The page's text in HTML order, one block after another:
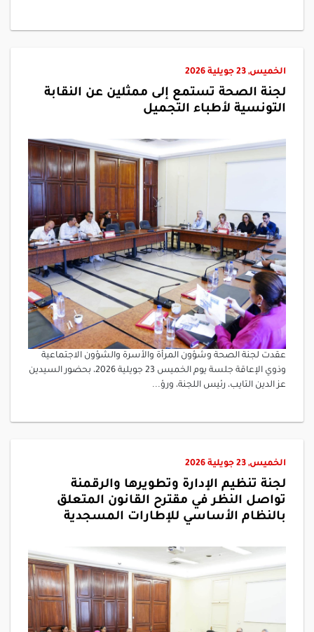
الخميس, 23 جويلية 2026
لجنة الصحة تستمع إلى ممثلين عن النقابة
التونسية لأطباء التجميل
عقدت لجنة الصحة وشؤون المرأة والأسرة والشؤون الاجتماعية
وذوي الإعاقة جلسة يوم الخميس 23 جويلية 2026، بحضور السيدين
عز الدين التايب، رئيس اللجنة، ورؤ...
الخميس, 23 جويلية 2026
لجنة تنظيم الإدارة وتطويرها والرقمنة
تواصل النظر في مقترح القانون المتعلق
بالنظام الأساسي للإطارات المسجدية